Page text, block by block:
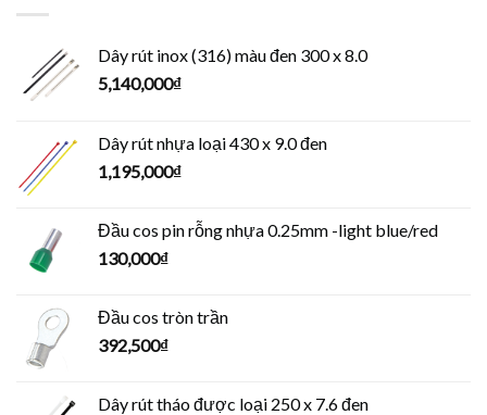
Dây rút inox (316) màu đen 300 x 8.0
5,140,000₫
Dây rút nhựa loại 430 x 9.0 đen
1,195,000₫
Đầu cos pin rỗng nhựa 0.25mm -light blue/red
130,000₫
Đầu cos tròn trần
392,500₫
Dây rút tháo được loại 250 x 7.6 đen